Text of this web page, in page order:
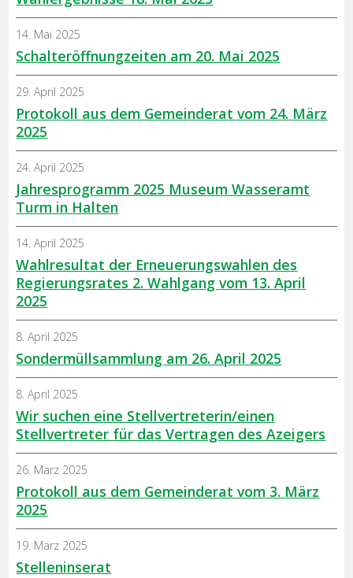
Schalteröffnungzeiten am 20. Mai 2025
14. Mai 2025
Protokoll aus dem Gemeinderat vom 24. März
2025
29. April 2025
Jahresprogramm 2025 Museum Wasseramt
Turm in Halten
24. April 2025
Wahlresultat der Erneuerungswahlen des
Regierungsrates 2. Wahlgang vom 13. April
2025
14. April 2025
Sondermüllsammlung am 26. April 2025
8. April 2025
Wir suchen eine Stellvertreterin/einen
Stellvertreter für das Vertragen des Azeigers
8. April 2025
Protokoll aus dem Gemeinderat vom 3. März
2025
26. März 2025
Stelleninserat
19. März 2025